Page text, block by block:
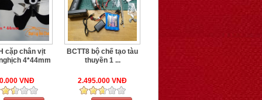
cặp chân vịt
4*44mm
VNĐ
BCTT8 bộ chế tạo tàu
thuyền 1 ...
2.495.000 VNĐ